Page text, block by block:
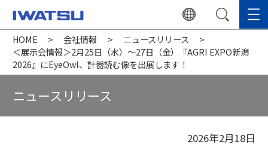
HOME 会社情報
ニュースリリース
＜展示会情報＞2月25日（水）～27日（金）『AGRI EXPO新潟
2026』にEyeOwl、計器読む像を出展します！
ニュースリリース
2026年2月18日